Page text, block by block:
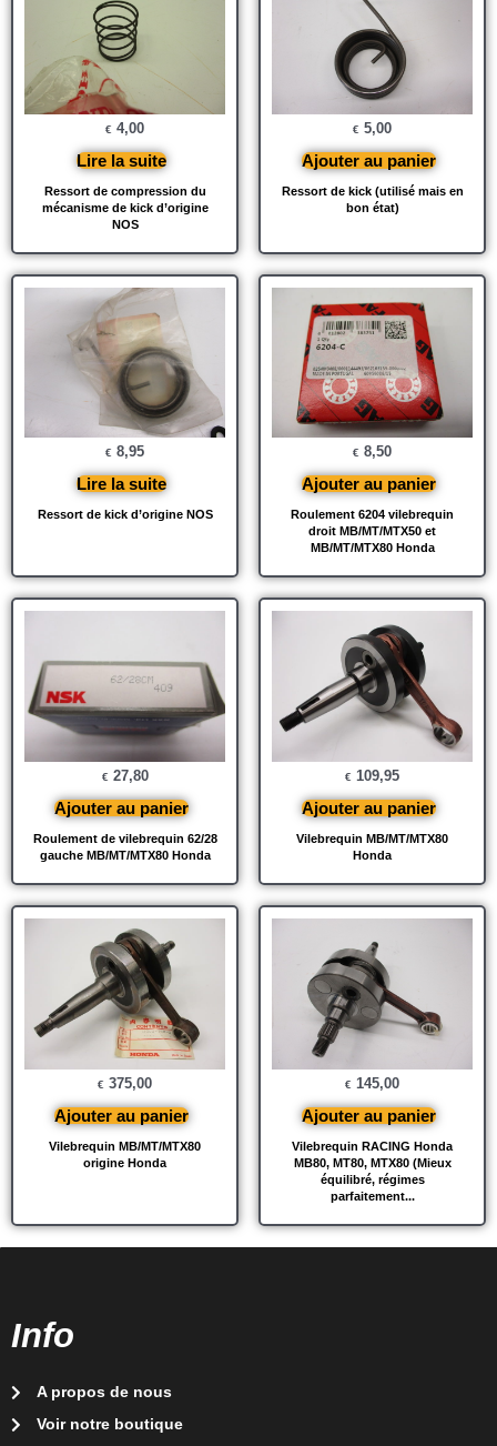
Ressort de compression du
mécanisme de kick d’origine
NOS
€ 4,00
Lire la suite
Ressort de kick (utilisé mais en
bon état)
€ 5,00
Ajouter au panier
Ressort de kick d’origine NOS
€ 8,95
Lire la suite
Roulement 6204 vilebrequin
droit MB/MT/MTX50 et
MB/MT/MTX80 Honda
€ 8,50
Ajouter au panier
Roulement de vilebrequin 62/28
gauche MB/MT/MTX80 Honda
€ 27,80
Ajouter au panier
Vilebrequin MB/MT/MTX80
Honda
€ 109,95
Ajouter au panier
Vilebrequin MB/MT/MTX80
origine Honda
€ 375,00
Ajouter au panier
Vilebrequin RACING Honda
MB80, MT80, MTX80 (Mieux
équilibré, régimes
parfaitement...
€ 145,00
Ajouter au panier
Info
A propos de nous
Voir notre boutique